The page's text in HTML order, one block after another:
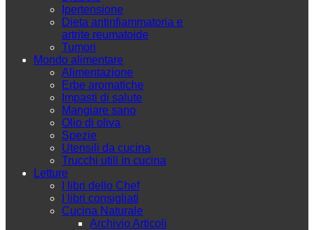
Ipertensione
Dieta antinfiammatoria e
artrite reumatoide
Tumori
Mondo alimentare
Alimentazione
Erbe aromatiche
Impasti di salute
Mangiare sano
Olio di oliva
Spezie
Utensili da cucina
Trucchi utili in cucina
Letture
I libri dello Chef
I libri consigliati
Cucina Naturale
Archivio Articoli